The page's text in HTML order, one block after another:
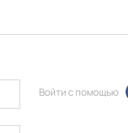
Войти с помощью